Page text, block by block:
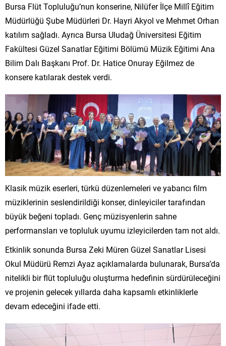
Bursa Flüt Topluluğu’nun konserine, Nilüfer İlçe Millî Eğitim
Müdürlüğü Şube Müdürleri Dr. Hayri Akyol ve Mehmet Orhan
katılım sağladı. Ayrıca Bursa Uludağ Üniversitesi Eğitim
Fakültesi Güzel Sanatlar Eğitimi Bölümü Müzik Eğitimi Ana
Bilim Dalı Başkanı Prof. Dr. Hatice Onuray Eğilmez de
konsere katılarak destek verdi.
Klasik müzik eserleri, türkü düzenlemeleri ve yabancı film
müziklerinin seslendirildiği konser, dinleyiciler tarafından
büyük beğeni topladı. Genç müzisyenlerin sahne
performansları ve topluluk uyumu izleyicilerden tam not aldı.
Etkinlik sonunda Bursa Zeki Müren Güzel Sanatlar Lisesi
Okul Müdürü Remzi Ayaz açıklamalarda bulunarak, Bursa’da
nitelikli bir flüt topluluğu oluşturma hedefinin sürdürüleceğini
ve projenin gelecek yıllarda daha kapsamlı etkinliklerle
devam edeceğini ifade etti.